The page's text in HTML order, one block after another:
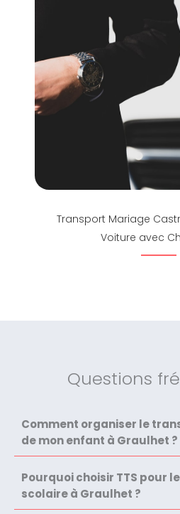
Transport Mariage
Voiture avec
Questions
Comment organiser le
de mon enfant à Graulhet ?
Pourquoi choisir TTS pour
scolaire à Graulhet ?